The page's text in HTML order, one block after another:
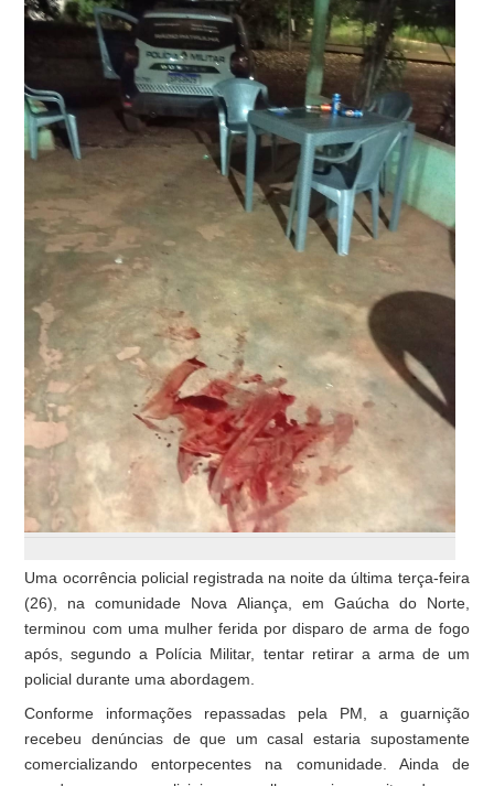
Uma ocorrência policial registrada na noite da última terça-feira
(26), na comunidade Nova Aliança, em Gaúcha do Norte,
terminou com uma mulher ferida por disparo de arma de fogo
após, segundo a Polícia Militar, tentar retirar a arma de um
policial durante uma abordagem.
Conforme informações repassadas pela PM, a guarnição
recebeu denúncias de que um casal estaria supostamente
comercializando entorpecentes na comunidade. Ainda de